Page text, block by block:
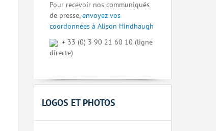
Pour recevoir nos communiqués
de presse,envoyez vos
coordonnées à Alison Hindhaugh
+ 33 (0) 3 90 21 60 10 (ligne
directe)
LOGOS ET PHOTOS